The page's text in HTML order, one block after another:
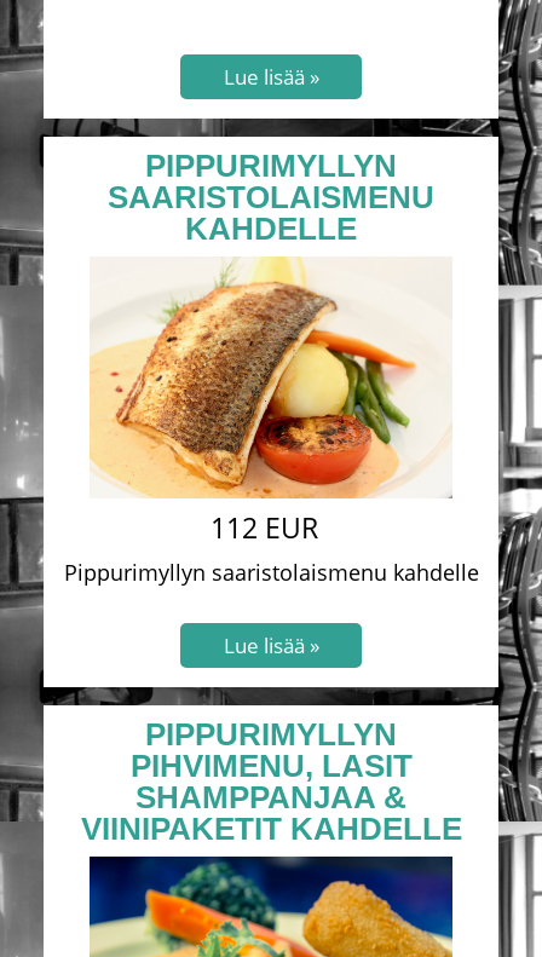
PIPPURIMYLLYN
SAARISTOLAISMENU
KAHDELLE
112 EUR
Pippurimyllyn saaristolaismenu kahdelle
PIPPURIMYLLYN
PIHVIMENU, LASIT
SHAMPPANJAA &
VIINIPAKETIT KAHDELLE